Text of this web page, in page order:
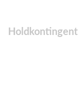
Holdkontingent